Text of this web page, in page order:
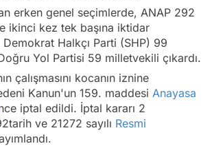
erken genel seçimlerde, ANAP 292
ikinci kez tek başına iktidar
Halkçı Parti (SHP) 99
Yol Partisi 59 milletvekili çıkardı.
çalışmasını kocanın iznine
Kanun'un 159. maddesi Anayasa
iptal edildi. İptal kararı 2
ve 21272 sayılı Resmi